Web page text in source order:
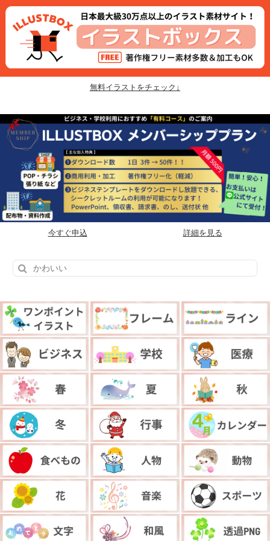
無料イラストをチェック↓
今すぐ申込 詳細を見る